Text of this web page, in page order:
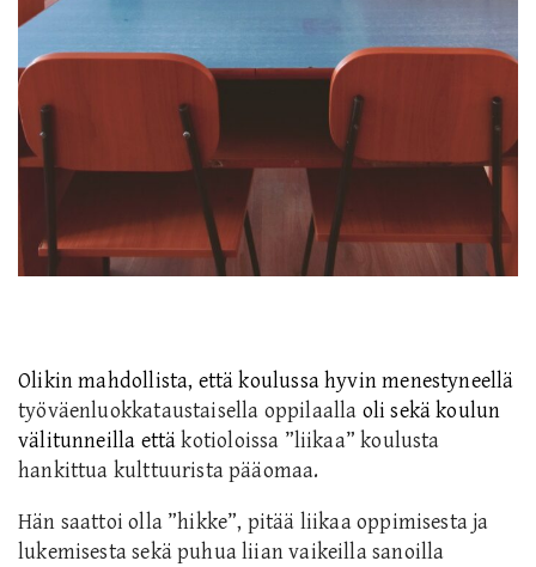
Olikin mahdollista, että koulussahyvinmenestyneellä
työväenluokkataustaisella oppilaalla oli sekä koulun
välitunneilla ettäkotioloissa ”liikaa” koulusta
hankittua kulttuurista pääomaa.
Hän saattoi olla ”hikke”, pitää liikaa oppimisesta ja
lukemisesta sekä puhua liian vaikeilla sanoilla